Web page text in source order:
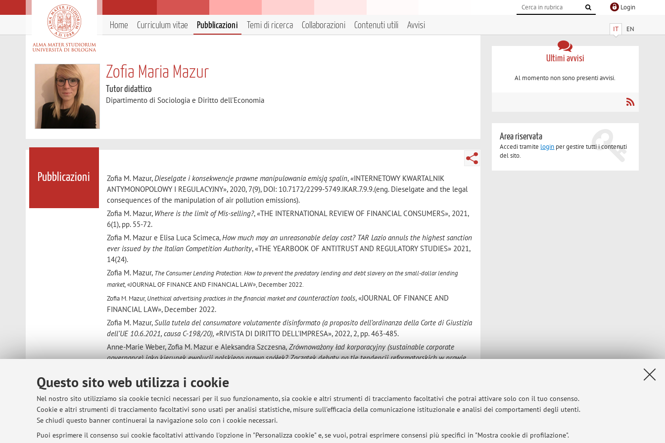
Questo sito web utilizza i cookie
Nel nostro sito utilizziamo sia cookie tecnici necessari per il suo funzionamento, sia cookie e altri strumenti di tracciamento facoltativi che potrai attivare solo con il tuo consenso.
Cookie e altri strumenti di tracciamento facoltativi sono usati per analisi statistiche, misure sull'efficacia della comunicazione istituzionale e analisi dei comportamenti degli utenti.
Se chiudi questo banner continuerai la navigazione solo con i cookie necessari.
Puoi esprimere il consenso sui cookie facoltativi attivando l'opzione in "Personalizza cookie" e, se vuoi, potrai esprimere consensi più specifici in "Mostra cookie di profilazione".
Login
IT EN
Home Curriculum vitae Pubblicazioni Temi di ricerca Collaborazioni Contenuti utili Avvisi
Zofia Maria Mazur
Tutor didattico
Dipartimento di Sociologia e Diritto dell'Economia
Pubblicazioni Zofia M. Mazur,Dieselgate i konsekwencje prawne manipulowania emisją spalin, «INTERNETOWY KWARTALNIK
ANTYMONOPOLOWY I REGULACYJNY», 2020, 7(9), DOI: 10.7172/2299-5749.IKAR.7.9.9.(eng. Dieselgate and the legal
consequences of the manipulation of air pollution emissions).
Zofia M. Mazur, Where is the limit of Mis-selling?, «THE INTERNATIONAL REVIEW OF FINANCIAL CONSUMERS», 2021,
6(1), pp. 55-72.
Zofia M. Mazur e Elisa Luca Scimeca,How much may an unreasonable delay cost? TAR Lazio annuls the highest sanction
ever issued by the Italian Competition Authority, «THE YEARBOOK OF ANTITRUST AND REGULATORY STUDIES» 2021,
14(24).
Zofia M. Mazur, The Consumer Lending Protection. How to prevent the predatory lending and debtslavery on the small-dollar lending
market,«JOURNAL OF FINANCE AND FINANCIAL LAW»,December 2022.
Zofia M. Mazur,Unethical advertising practices in the financial market andcounteraction tools, «JOURNAL OF FINANCE AND
FINANCIAL LAW», December 2022.
Zofia M. Mazur,Sulla tutela del consumatore volutamente disinformato (a proposito dell’ordinanza della Corte di Giustizia
dell’UE 10.6.2021, causa C-198/20), «RIVISTA DI DIRITTO DELL'IMPRESA», 2022, 2, pp. 463-485.
Anne-Marie Weber, Zofia M. Mazur e Aleksandra Szczesna, Zrównoważony ład korporacyjny (sustainable corporate
governance) jako kierunek ewolucji polskiego prawaspółek? Zaczątek debaty na tle tendencji reformatorskich w prawie
2022, 6.
governance in Italy) (part III)), «PRZEGLĄD PRAWA HANDLOWEGO», 2022, 8.
Zofia M. Mazur, Il dato personale nella disciplina del mercato e della concorrenza: l’esperienza tedesca
180 et seq.
Ultimi avvisi
Al momento non sono presenti avvisi.
Area riservata
Accedi tramite login per gestire tutti i contenuti
del sito.